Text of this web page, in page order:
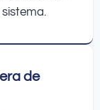
de